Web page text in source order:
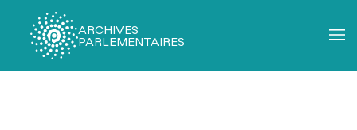
ARCHIVES
PARLEMENTAIRES